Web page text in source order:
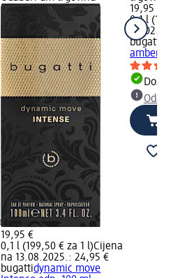
19,95 €
0,1 l (199,50 € za 1 l)Cijena
na 13.08.2025.: 24,95 €
bugattidynamic move
19,95 €
0,1 l
na
bugatti
amber